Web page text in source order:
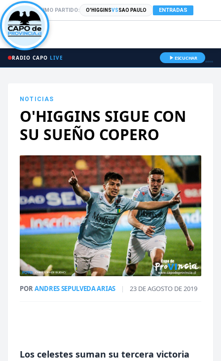
PRÓXIMO PARTIDO: O'HIGGINSVSSAO PAULO ENTRADAS
RADIO CAPO LIVE ESCUCHAR
NOTICIAS
O'HIGGINS SIGUE CON
SU SUEÑO COPERO
PORANDRES SEPULVEDA ARIAS | 23 DE AGOSTO DE 2019
Los celestes suman su tercera victoria